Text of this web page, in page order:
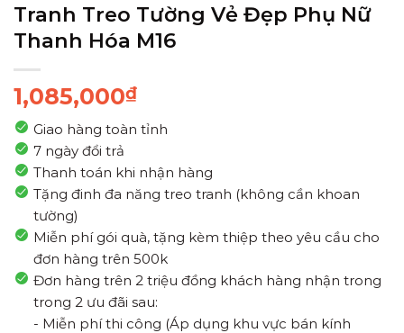
Tranh Treo Tường Vẻ Đẹp Phụ Nữ
Thanh Hóa M16
1,085,000₫
Giao hàng toàn tỉnh
7 ngày đổi trả
Thanh toán khi nhận hàng
Tặng đinh đa năng treo tranh (không cần khoan
tường)
Miễn phí gói quà, tặng kèm thiệp theo yêu cầu cho
đơn hàng trên 500k
Đơn hàng trên 2 triệu đồng khách hàng nhận trong
trong 2 ưu đãi sau:
- Miễn phí thi công (Áp dụng khu vực bán kính